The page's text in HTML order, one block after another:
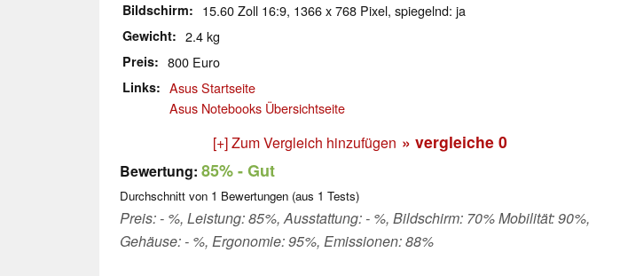
Bildschirm 15.60 Zoll 16:9, 1366 x 768 Pixel, spiegelnd: ja
Gewicht 2.4 kg
Preis 800 Euro
Links
Asus Startseite
Asus Notebooks Übersichtseite
[+] Zum Vergleich hinzufügen » vergleiche 0
Bewertung: 85%- Gut
Durchschnitt von 1 Bewertungen (aus 1 Tests)
Preis: - %, Leistung: 85%, Ausstattung: - %, Bildschirm: 70% Mobilität: 90%,
Gehäuse: - %, Ergonomie: 95%, Emissionen: 88%